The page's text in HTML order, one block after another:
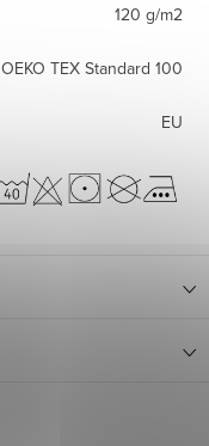
120 g/m2
OEKO TEX Standard 100
EU